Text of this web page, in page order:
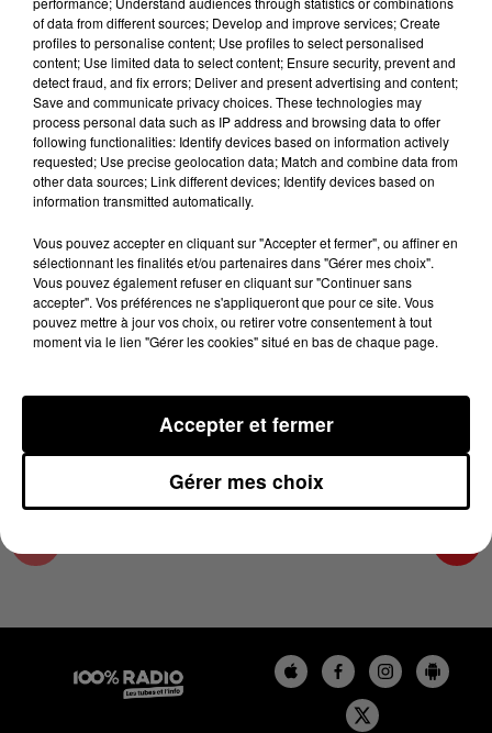
Lecture (1 min 14 sec)
100%
100% Radio l'agenda du Tarn nord
14 août 2025 - 1 min 14 sec
L'AGENDA DU TARN NORD DU 14/08/2025 À
15H00
L'AGENDA DU TARN NORD
of data from different sources; Develop and improve services; Create
profiles to personalise content; Use profiles to select personalised
content; Use limited data to select content; Ensure security, prevent and
detect fraud, and fix errors; Deliver and present advertising and content;
Save and communicate privacy choices. These technologies may
process personal data such as IP address and browsing data to offer
following functionalities: Identify devices based on information actively
requested; Use precise geolocation data; Match and combine data from
other data sources; Link different devices; Identify devices based on
information transmitted automatically.
Vous pouvez accepter en cliquant sur "Accepter et fermer", ou affiner en
sélectionnant les finalités et/ou partenaires dans "Gérer mes choix".
Vous pouvez également refuser en cliquant sur "Continuer sans
accepter". Vos préférences ne s'appliqueront que pour ce site. Vous
pouvez mettre à jour vos choix, ou retirer votre consentement à tout
moment via le lien "Gérer les cookies" situé en bas de chaque page.
Gérer mes choix
Accepter et fermer